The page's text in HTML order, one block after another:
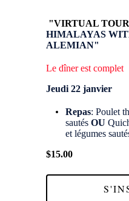
"VIRTUAL
HIMALAYAS
ALEMIAN"
Le dîner est complet
Jeudi 22 janvier
Repas: Poulet
sautésOU
et légumes
$15.00